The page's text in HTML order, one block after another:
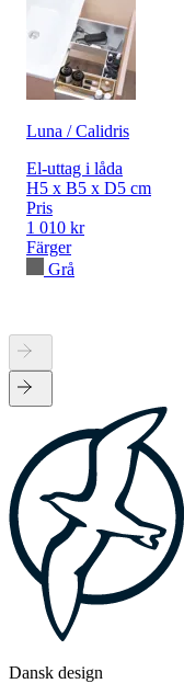
Luna / Calidris
El-uttag i låda
H5 x B5 x D5 cm
Pris
1 010 kr
Färger
Grå
Dansk design